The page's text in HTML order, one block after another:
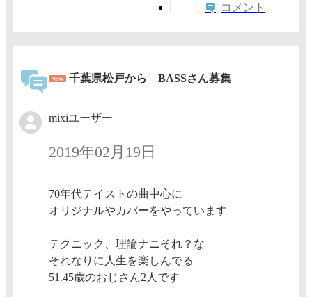
コメント
千葉県松戸から BASSさん募集
mixiユーザー
2019年02月19日
70年代テイストの曲中心に
オリジナルやカバーをやっています
テクニック、理論ナニそれ？な
それなりに人生を楽しんでる
51.45歳のおじさん2人です